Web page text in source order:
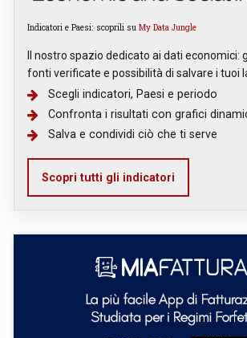
Indicatori e Paesi: scoprili su My Data Jungle
Il nostro spazio dedicato ai dati economici:
fonti verificate e possibilità di salvare i tuoi
Scegli indicatori, Paesi e periodo
Confronta i risultati con grafici
Salva e condividi ciò che ti serve
Scopri tutti gli indicatori